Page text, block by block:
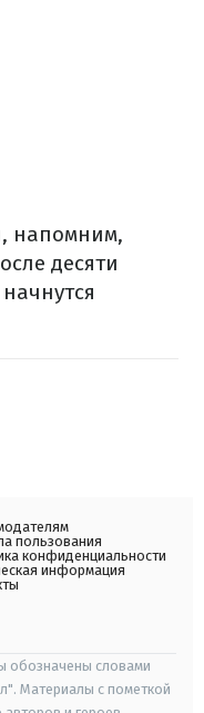
напомним,
десяти
пользования
конфиденциальности
информация
обозначены словами
Материалы с пометкой